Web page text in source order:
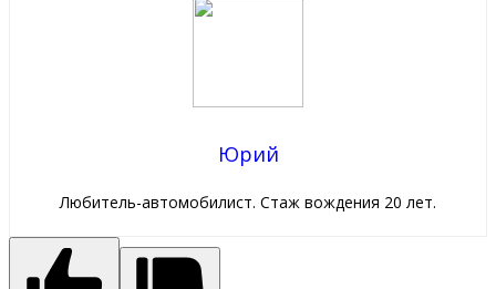
Юрий
Любитель-автомобилист. Стаж вождения 20 лет.